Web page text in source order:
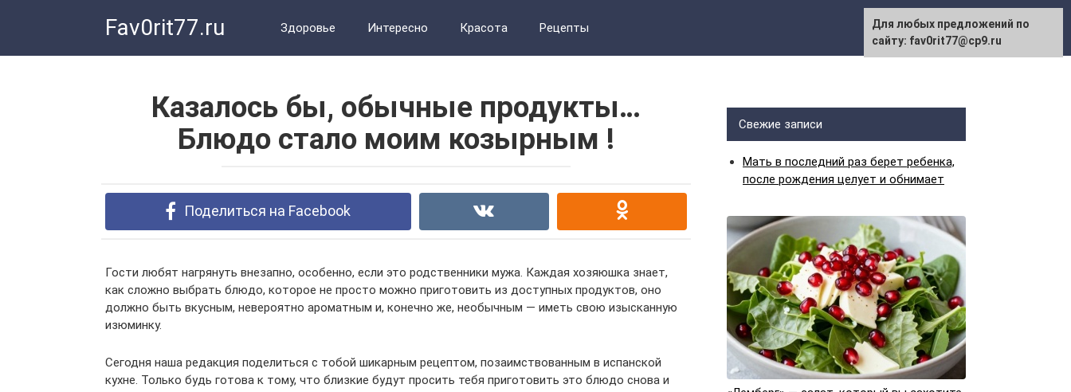
Fav0rit77.ru Здоровье Интересно Красота Рецепты
Казалось бы, обычные продукты…
Блюдо стало моим козырным !
Поделиться на Facebook
Гости любят нагрянуть внезапно, особенно, если это родственники мужа. Каждая хозяюшка знает,
как сложно выбрать блюдо, которое не просто можно приготовить из доступных продуктов, оно
должно быть вкусным, невероятно ароматным и, конечно же, необычным — иметь свою изысканную
изюминку.
Сегодня наша редакция поделиться с тобой шикарным рецептом, позаимствованным в испанской
кухне. Только будь готова к тому, что близкие будут просить тебя приготовить это блюдо снова и
Свежие записи
Мать в последний раз берет ребенка,
после рождения целует и обнимает
Для любых предложений по
сайту: fav0rit77@cp9.ru